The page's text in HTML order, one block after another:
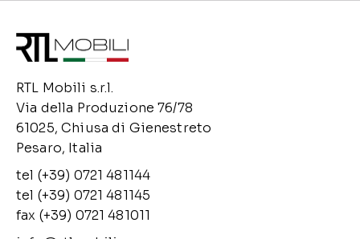
RTL Mobili s.r.l.
Via della Produzione 76/78
61025, Chiusa di Gienestreto
Pesaro, Italia
tel (+39) 0721 481144
tel (+39) 0721 481145
fax (+39) 0721 481011